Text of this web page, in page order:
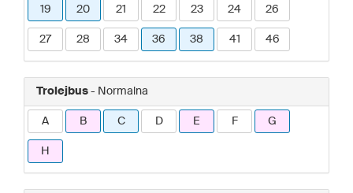
19 20 21 22 23 24 26
27 28 34 36 38 41 46
Trolejbus - Normalna
A B C D E F G
H